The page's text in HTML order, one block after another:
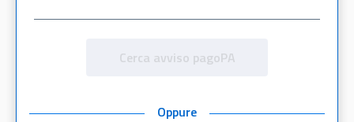
Cerca avviso pagoPA
Oppure